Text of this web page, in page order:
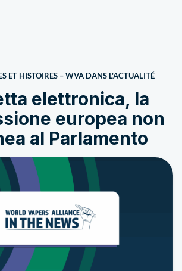
ET HISTOIRES –WVA DANS L'ACTUALITÉ
elettronica, la
europea non
al Parlamento